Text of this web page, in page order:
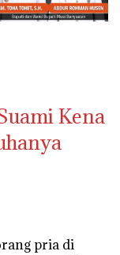
Kena
pria di